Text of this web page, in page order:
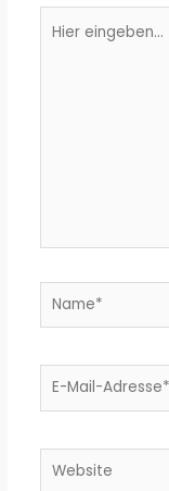
eingeben…
Name*
E-
Website